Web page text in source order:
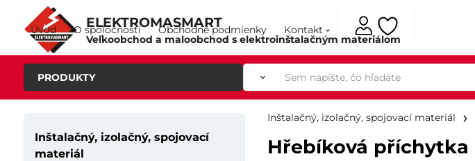
ELEKTROMASMART
Veľkoobchod a maloobchod s elektroinštalačným materiálom
Úvod O spoločnosti Obchodné podmienky Kontakt
PRODUKTY
Inštalačný, izolačný, spojovací
materiál
Inštalačný, izolačný, spojovací materiál
Hřebíková příchytka